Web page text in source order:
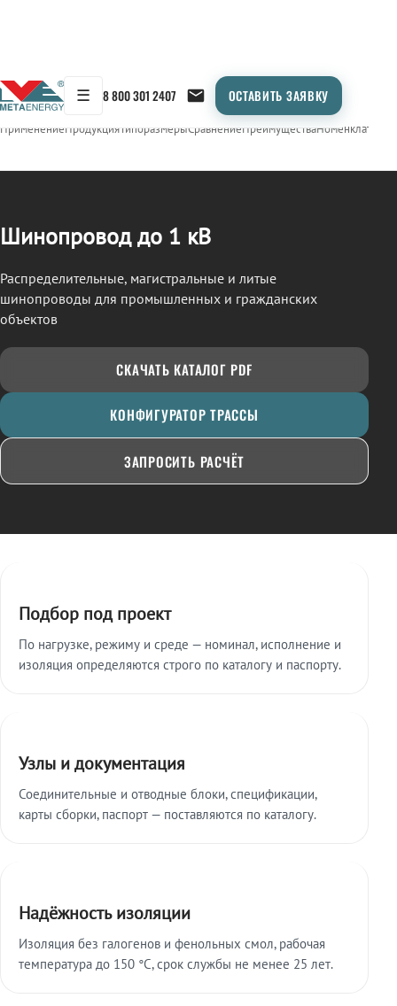
☰ 8 800 301 2407 ОСТАВИТЬ ЗАЯВКУ
← Продукция/ШИНОПРОВОД
ПрименениеПродукцияТипоразмерыСравнениеПреимуществаНоменклатура
Шинопровод до 1 кВ
Распределительные, магистральные и литые
шинопроводы для промышленных и гражданских
объектов
СКАЧАТЬ КАТАЛОГ PDF
КОНФИГУРАТОР ТРАССЫ
ЗАПРОСИТЬ РАСЧЁТ
Подбор под проект
По нагрузке, режиму и среде — номинал, исполнение и
изоляция определяются строго по каталогу и паспорту.
Узлы и документация
Соединительные и отводные блоки, спецификации,
карты сборки, паспорт — поставляются по каталогу.
Надёжность изоляции
Изоляция без галогенов и фенольных смол, рабочая
температура до 150 °C, срок службы не менее 25 лет.